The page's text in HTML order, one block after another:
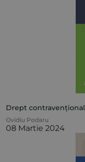
Drept contravențional
Ovidiu Podaru
08 Martie 2024